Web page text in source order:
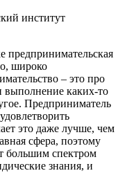
предпринимательская
широко
– это про
выполнение каких-то
Предприниматель
это даже лучше, чем
сфера, поэтому
большим спектром
знания, и